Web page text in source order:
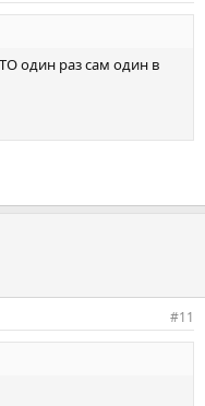
один раз сам один в
#11